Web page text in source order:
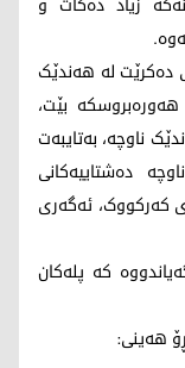
دەکرێت لە هەندێک
هەورەبروسکە بێت،
ناوچە، بەتایبەت
دەشتاییەکانی
کەرکووک، ئەگەری
کە پلەکان
هەینی: